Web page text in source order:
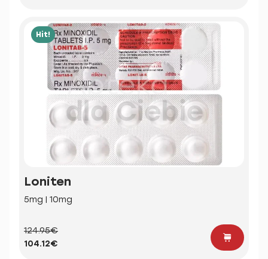
Hit!
Loniten
5mg | 10mg
124.95€
104.12€